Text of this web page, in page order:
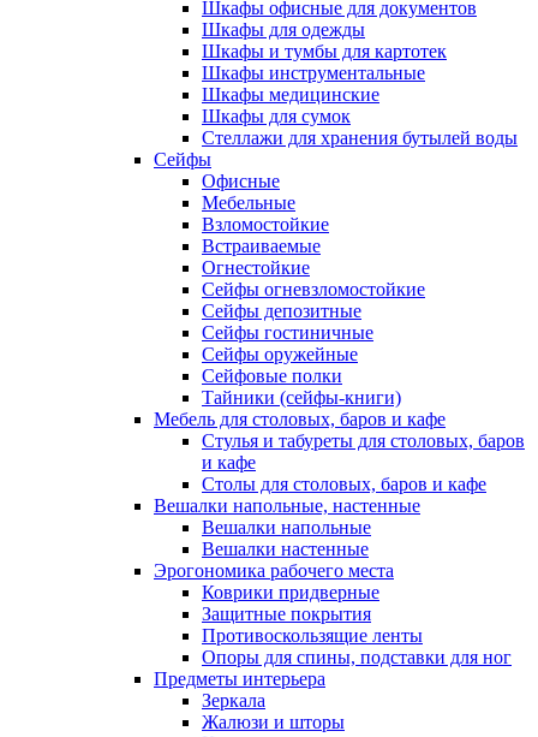
Шкафы офисные для документов
Шкафы для одежды
Шкафы и тумбы для картотек
Шкафы инструментальные
Шкафы медицинские
Шкафы для сумок
Стеллажи для хранения бутылей воды
Сейфы
Офисные
Мебельные
Взломостойкие
Встраиваемые
Огнестойкие
Сейфы огневзломостойкие
Сейфы депозитные
Сейфы гостиничные
Сейфы оружейные
Сейфовые полки
Тайники (сейфы-книги)
Мебель для столовых, баров и кафе
Стулья и табуреты для столовых, баров
и кафе
Столы для столовых, баров и кафе
Вешалки напольные, настенные
Вешалки напольные
Вешалки настенные
Эрогономика рабочего места
Коврики придверные
Защитные покрытия
Противоскользящие ленты
Опоры для спины, подставки для ног
Предметы интерьера
Зеркала
Жалюзи и шторы